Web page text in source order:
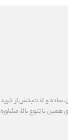
ساده و لذت‌بخش از خرید
با تنوع بالا، مشاوره